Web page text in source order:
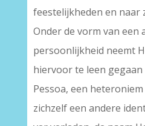
feestelijkheden en naar
Onder de vorm van een
persoonlijkheid neemt
hiervoor te leen gegaan
Pessoa, een
zichzelf een andere